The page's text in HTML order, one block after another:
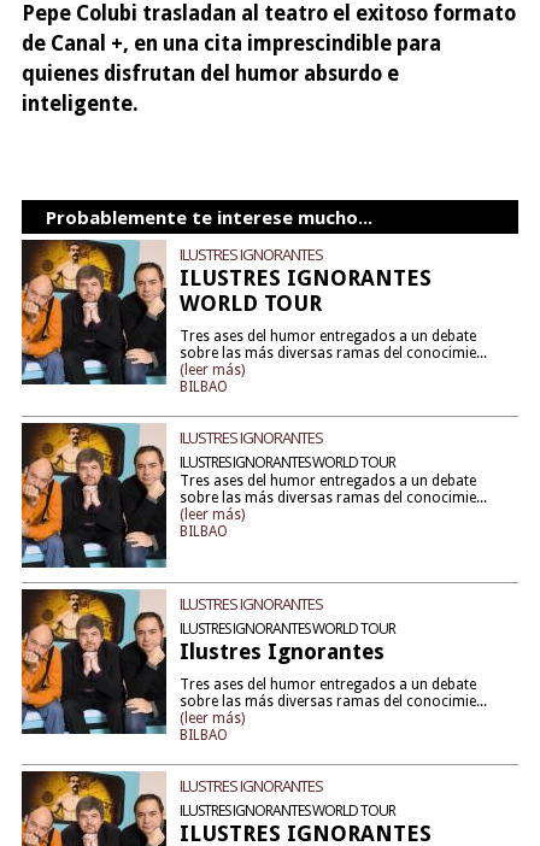
Pepe Colubi trasladan al teatro el exitoso formato
de Canal +, en una cita imprescindible para
quienes disfrutan del humor absurdo e
inteligente.
Probablemente te interese mucho...
ILUSTRES IGNORANTES
ILUSTRES IGNORANTES
WORLD TOUR
Tres ases del humor entregados a un debate
sobre las más diversas ramas del conocimie...
(leer más)
BILBAO
ILUSTRES IGNORANTES
ILUSTRES IGNORANTES WORLD TOUR
Tres ases del humor entregados a un debate
sobre las más diversas ramas del conocimie...
(leer más)
BILBAO
ILUSTRES IGNORANTES
ILUSTRES IGNORANTES WORLD TOUR
Ilustres Ignorantes
Tres ases del humor entregados a un debate
sobre las más diversas ramas del conocimie...
(leer más)
BILBAO
ILUSTRES IGNORANTES
ILUSTRES IGNORANTES WORLD TOUR
ILUSTRES IGNORANTES